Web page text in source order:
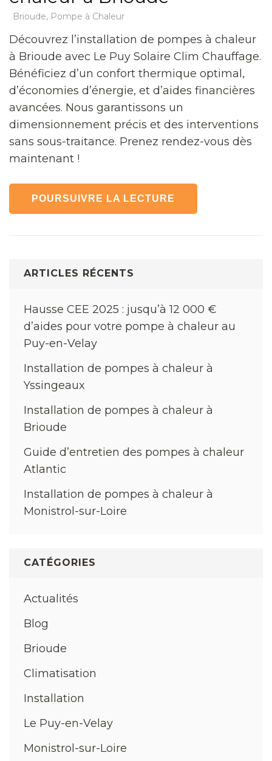
Brioude, Pompe à Chaleur
Découvrez l’installation de pompes à chaleur
à Brioude avec Le Puy Solaire Clim Chauffage.
Bénéficiez d’un confort thermique optimal,
d’économies d’énergie, et d’aides financières
avancées. Nous garantissons un
dimensionnement précis et des interventions
sans sous-traitance. Prenez rendez-vous dès
maintenant !
POURSUIVRE LA LECTURE
ARTICLES RÉCENTS
Hausse CEE 2025 : jusqu’à 12 000 €
d’aides pour votre pompe à chaleur au
Puy-en-Velay
Installation de pompes à chaleur à
Yssingeaux
Installation de pompes à chaleur à
Brioude
Guide d’entretien des pompes à chaleur
Atlantic
Installation de pompes à chaleur à
Monistrol-sur-Loire
CATÉGORIES
Actualités
Blog
Brioude
Climatisation
Installation
Le Puy-en-Velay
Monistrol-sur-Loire